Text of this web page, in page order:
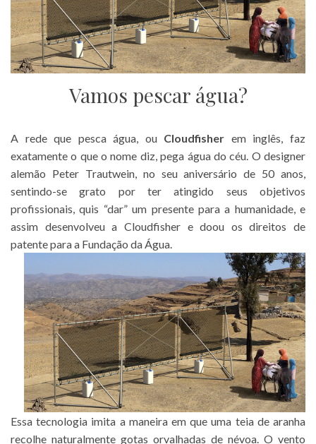
Vamos pescar água?
A rede que pesca água, ou Cloudfisher em inglês, faz
exatamente o que o nome diz, pega água do céu. O designer
alemão Peter Trautwein, no seu aniversário de 50 anos,
sentindo-se grato por ter atingido seus objetivos
profissionais, quis “dar” um presente para a humanidade, e
assim desenvolveu a Cloudfisher e doou os direitos de
patente para a Fundação da Água.
Essa tecnologia imita a maneira em que uma teia de aranha
recolhe naturalmente gotas orvalhadas de névoa. O vento